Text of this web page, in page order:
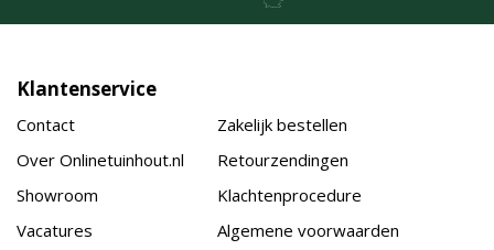
Klantenservice
Contact
Over Onlinetuinhout.nl
Showroom
Vacatures
Zakelijk bestellen
Retourzendingen
Klachtenprocedure
Algemene voorwaarden